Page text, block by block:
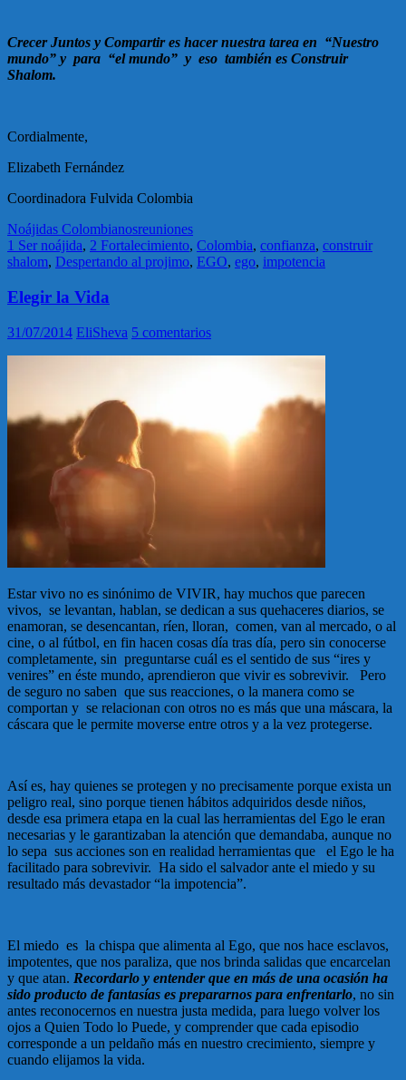
Crecer Juntos y Compartir es hacer nuestra tarea en “Nuestro
mundo” y para “el mundo” y eso también es Construir
Shalom.
Cordialmente,
Elizabeth Fernández
Coordinadora Fulvida Colombia
Noájidas Colombianosreuniones
1 Ser noájida, 2 Fortalecimiento, Colombia, confianza, construir
shalom, Despertando al projimo, EGO, ego, impotencia
Elegir la Vida
31/07/2014 EliSheva 5 comentarios
Estar vivo no es sinónimo de VIVIR, hay muchos que parecen
vivos, se levantan, hablan, se dedican a sus quehaceres diarios, se
enamoran, se desencantan, ríen, lloran, comen, van al mercado, o al
cine, o al fútbol, en fin hacen cosas día tras día, pero sin conocerse
completamente, sin preguntarse cuál es el sentido de sus “ires y
venires” en éste mundo, aprendieron que vivir es sobrevivir. Pero
de seguro no saben que sus reacciones, o la manera como se
comportan y se relacionan con otros no es más que una máscara, la
cáscara que le permite moverse entre otros y a la vez protegerse.
Así es, hay quienes se protegen y no precisamente porque exista un
peligro real, sino porque tienen hábitos adquiridos desde niños,
desde esa primera etapa en la cual las herramientas del Ego le eran
necesarias y le garantizaban la atención que demandaba, aunque no
lo sepa sus acciones son en realidad herramientas que el Ego le ha
facilitado para sobrevivir. Ha sido el salvador ante el miedo y su
resultado más devastador “la impotencia”.
El miedo es la chispa que alimenta al Ego, que nos hace esclavos,
impotentes, que nos paraliza, que nos brinda salidas que encarcelan
y que atan. Recordarlo y entender que en más de una ocasión ha
sido producto de fantasías es prepararnos para enfrentarlo, no sin
antes reconocernos en nuestra justa medida, para luego volver los
ojos a Quien Todo lo Puede, y comprender que cada episodio
corresponde a un peldaño más en nuestro crecimiento, siempre y
cuando elijamos la vida.